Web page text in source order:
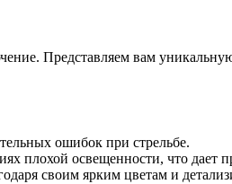
Представляем вам
ошибок при стрельбе.
плохой освещенности, что дает
своим ярким цветам и